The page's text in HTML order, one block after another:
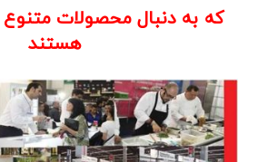
که به دنبال محصولات
هستند